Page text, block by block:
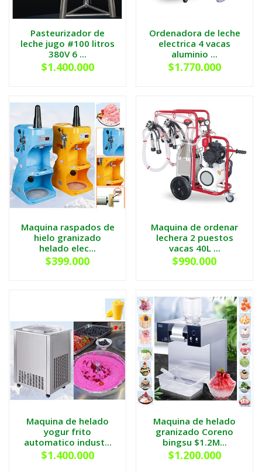
Pasteurizador de
leche jugo #100 litros
380V 6 ...
$1.400.000
Ordenadora de leche
electrica 4 vacas
aluminio ...
$1.770.000
Maquina raspados de
hielo granizado
helado elec...
$399.000
Maquina de ordenar
lechera 2 puestos
vacas 40L ...
$990.000
Maquina de helado
yogur frito
automatico indust...
$1.400.000
Maquina de helado
granizado Coreno
bingsu $1.2M...
$1.200.000